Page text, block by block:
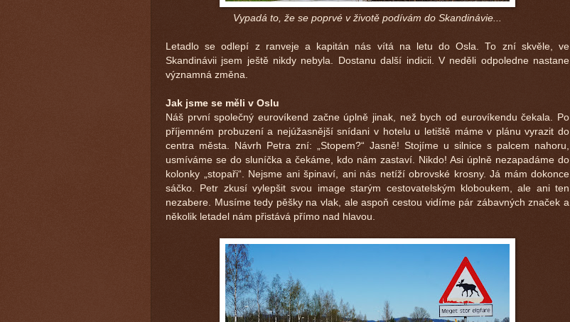
Vypadá to, že se poprvé v životě podívám do Skandinávie...
Letadlo se odlepí z ranveje a kapitán nás vítá na letu do Osla. To zní skvěle, ve
Skandinávii jsem ještě nikdy nebyla. Dostanu další indicii. V neděli odpoledne nastane
významná změna.
Jak jsme se měli v Oslu
Náš první společný eurovíkend začne úplně jinak, než bych od eurovíkendu čekala. Po
příjemném probuzení a nejúžasnější snídani v hotelu u letiště máme v plánu vyrazit do
centra města. Návrh Petra zní: „Stopem?“ Jasně! Stojíme u silnice s palcem nahoru,
usmíváme se do sluníčka a čekáme, kdo nám zastaví. Nikdo! Asi úplně nezapadáme do
kolonky „stopaři“. Nejsme ani špinaví, ani nás netíží obrovské krosny. Já mám dokonce
sáčko. Petr zkusí vylepšit svou image starým cestovatelským kloboukem, ale ani ten
nezabere. Musíme tedy pěšky na vlak, ale aspoň cestou vidíme pár zábavných značek a
několik letadel nám přistává přímo nad hlavou.